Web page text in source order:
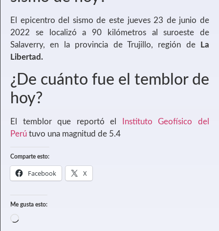
El epicentro del sismo de este jueves 23 de junio de
2022 se localizó a 90 kilómetros al suroeste de
Salaverry, en la provincia de Trujillo, región de
La
Libertad.
¿De cuánto fue el temblor de
hoy?
El temblor que reportó el
Instituto Geofísico del
Perú tuvo una magnitud de 5.4
Comparte esto:
Facebook X
Me gusta esto: